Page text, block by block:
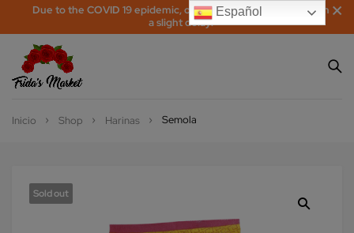
Due to the COVID 19 epidemic, orders may be processed with
a slight delay!
Inicio Shop Harinas Semola
Sold out
Español